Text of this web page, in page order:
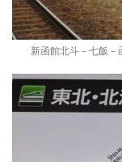
新函館北斗－七飯－